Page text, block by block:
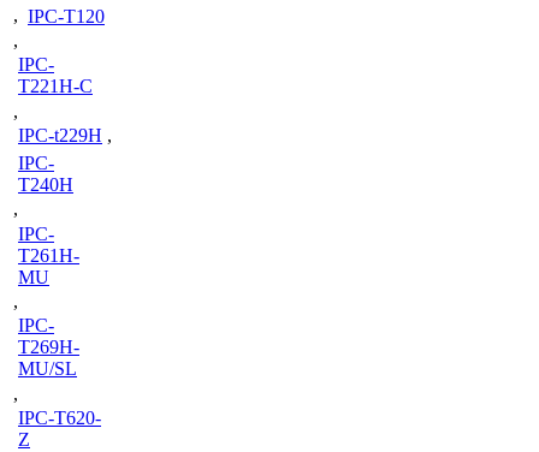
, IPC-T120
,
IPC-
T221H-C
,
IPC-t229H ,
IPC-
T240H
,
IPC-
T261H-
MU
,
IPC-
T269H-
MU/SL
,
IPC-T620-
Z